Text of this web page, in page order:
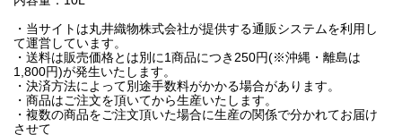
・当サイトは丸井織物株式会社が提供する通販システムを利用し
て運営しています。
・送料は販売価格とは別に1商品につき250円(※沖縄・離島は
1,800円)が発生いたします。
・決済方法によって別途手数料がかかる場合があります。
・商品はご注文を頂いてから生産いたします。
・複数の商品をご注文頂いた場合に生産の関係で分かれてお届け
させて